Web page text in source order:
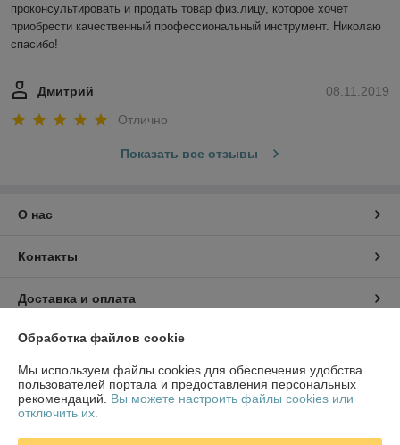
проконсультировать и продать товар физ.лицу, которое хочет
приобрести качественный профессиональный инструмент. Николаю
спасибо!
08.11.2019
Дмитрий
Отлично
Показать все отзывы
О нас
Контакты
Доставка и оплата
График работы
Полная версия сайта
Обработка файлов cookie
Мы используем файлы cookies для обеспечения удобства
пользователей портала и предоставления персональных
рекомендаций. Вы можете настроить файлы cookies или
отключить их.